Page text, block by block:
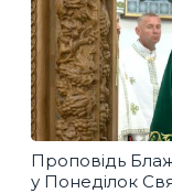
Проповідь
у Понеділок